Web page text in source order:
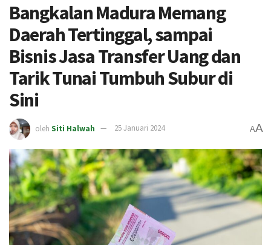
Bangkalan Madura Memang
Daerah Tertinggal, sampai
Bisnis Jasa Transfer Uang dan
Tarik Tunai Tumbuh Subur di
Sini
oleh Siti Halwah 25 Januari 2024 AA